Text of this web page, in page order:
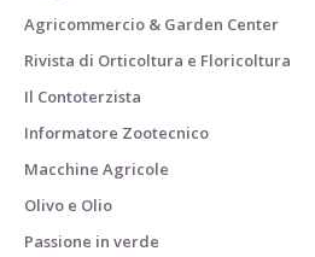
Agricommercio & Garden Center
Rivista di Orticoltura e Floricoltura
Il Contoterzista
Informatore Zootecnico
Macchine Agricole
Olivo e Olio
Passione in verde